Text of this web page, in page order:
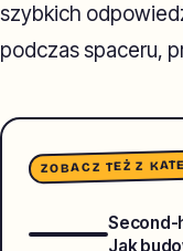
szybkich
podczas spaceru,
ZOBACZ TEŻ Z
Second-
Jak